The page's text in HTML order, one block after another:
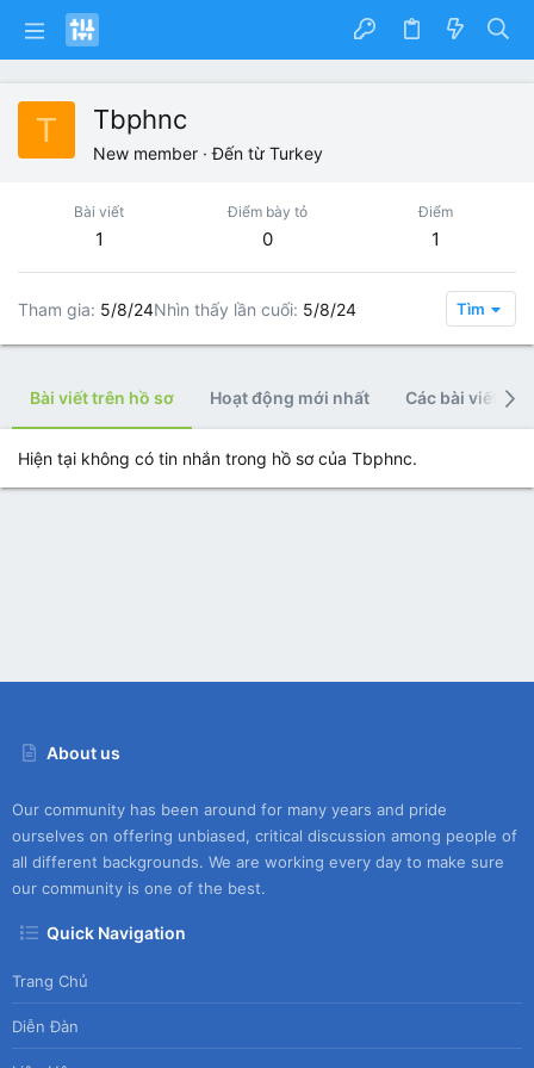
T Tbphnc
New member · Đến từ Turkey
Bài viết
1
Điểm bày tỏ
0
Điểm
1
Tham gia 5/8/24Nhìn thấy lần cuối 5/8/24 Tìm
Bài viết trên hồ sơ Hoạt động mới nhất Các bài viết
Hiện tại không có tin nhắn trong hồ sơ của Tbphnc.
About us
Our community has been around for many years and pride
ourselves on offering unbiased, critical discussion among people of
all different backgrounds. We are working every day to make sure
our community is one of the best.
Quick Navigation
Trang Chủ
Diễn Đàn